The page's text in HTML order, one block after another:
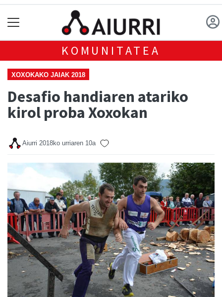
KOMUNITATEA
XOXOKAKO JAIAK 2018
Desafio handiaren atariko
kirol proba Xoxokan
Aiurri 2018ko urriaren 10a